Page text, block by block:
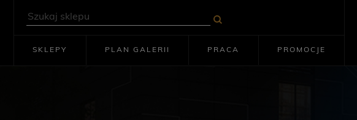
SKLEPY PLAN GALERII PRACA PROMOCJE